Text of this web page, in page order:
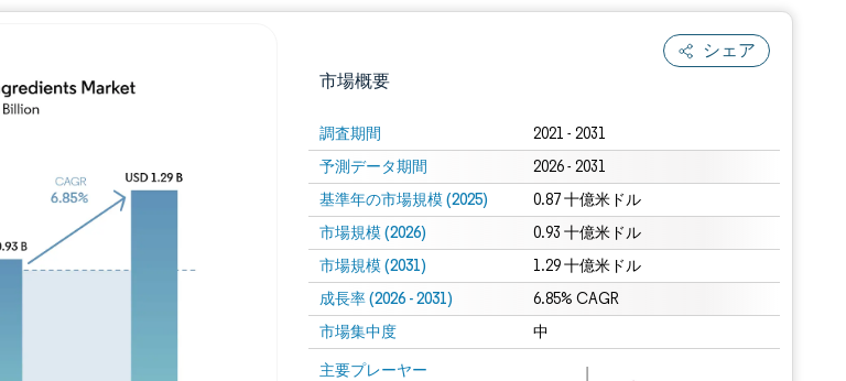
シェア
市場概要
調査期間 2021 - 2031
予測データ期間 2026 - 2031
基準年の市場規模 (2025) 0.87 十億米ドル
市場規模 (2026) 0.93 十億米ドル
市場規模 (2031) 1.29 十億米ドル
成長率 (2026 - 2031) 6.85% CAGR
市場集中度 中
主要プレーヤー
画像 © Mordor Intelligence。再利用にはCC BY 4.0の表示が必要です。
画像 © Mordor Intelligence。再利用にはCC BY 4.0の表示が必要です。